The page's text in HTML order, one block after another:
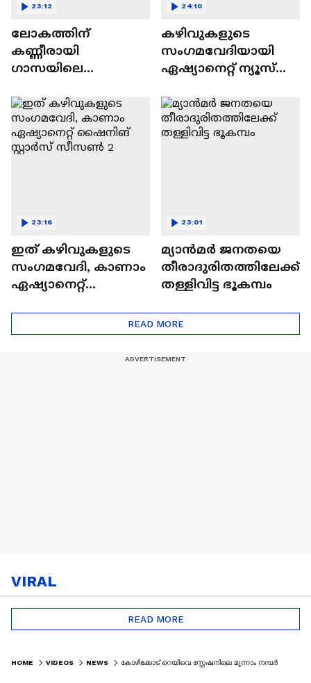
ലോകത്തിന്
കണ്ണീരായി
ഗാസയിലെ
കുഞ്ഞുങ്ങൾ
23:12
കഴിവുകളുടെ
സംഗമവേദിയായി
ഏഷ്യാനെറ്റ് ന്യൂസ്
സീസൺ 2
24:10
ഇത് കഴിവുകളുടെ
സംഗമവേദി, കാണാം
ഏഷ്യാനെറ്റ്
23:16
മ്യാൻമർ ജനതയെ
തീരാദുരിതത്തിലേക്ക്
തള്ളിവിട്ട ഭൂകമ്പം
23:01
READ MORE
VIRAL
READ MORE
HOME VIDEOS NEWS